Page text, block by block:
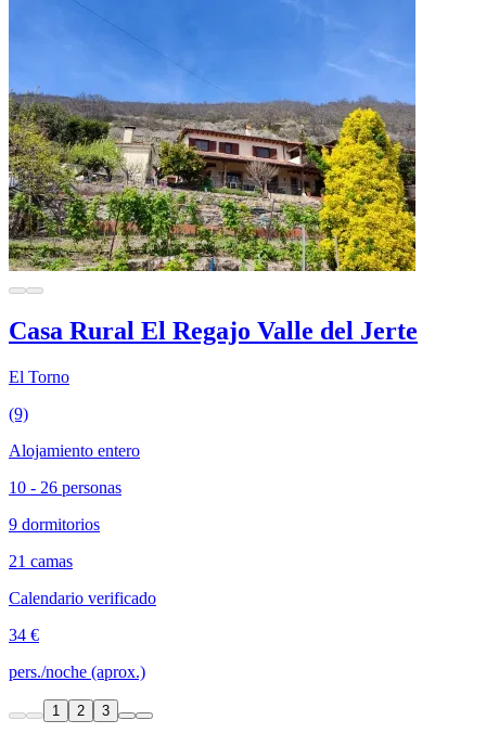
Casa Rural El Regajo Valle del Jerte
El Torno
(9)
Alojamiento entero
10 - 26 personas
9 dormitorios
21 camas
Calendario verificado
34 €
pers./noche (aprox.)
1 2 3